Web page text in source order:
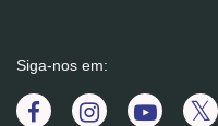
Siga-nos em: